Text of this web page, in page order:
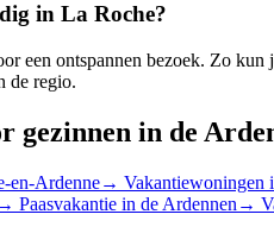
in La Roche?
een ontspannen bezoek. Zo
de regio.
gezinnen in de
en-Ardenne→ Vakantiewoningen
→ Paasvakantie in de Ardennen →